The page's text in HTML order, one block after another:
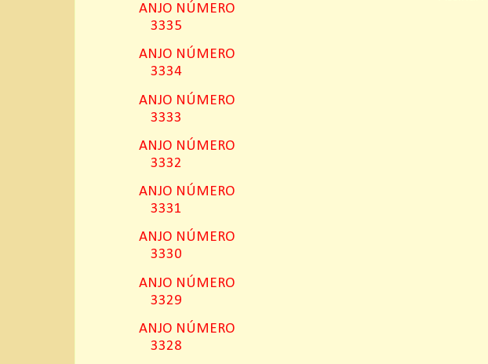
ANJO NÚMERO
3335
ANJO NÚMERO
3334
ANJO NÚMERO
3333
ANJO NÚMERO
3332
ANJO NÚMERO
3331
ANJO NÚMERO
3330
ANJO NÚMERO
3329
ANJO NÚMERO
3328